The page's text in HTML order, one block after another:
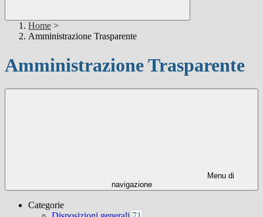
Home >
Amministrazione Trasparente
Amministrazione Trasparente
Menu di
navigazione
Categorie